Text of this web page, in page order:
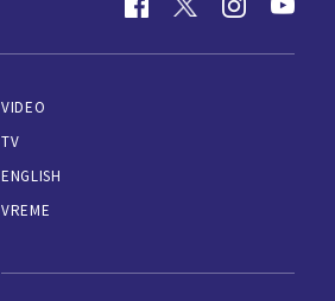
VIDEO
TV
ENGLISH
VREME